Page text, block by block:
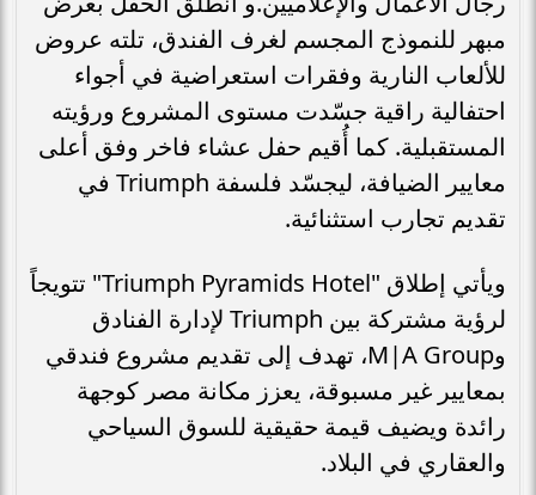
الدولة، وأبرز الشخصيات المؤثرة في قطاعي
السياحة والتطوير العقاري، إلى جانب كوكبة من
رجال الأعمال والإعلاميين.و انطلق الحفل بعرض
مبهر للنموذج المجسم لغرف الفندق، تلته عروض
للألعاب النارية وفقرات استعراضية في أجواء
احتفالية راقية جسّدت مستوى المشروع ورؤيته
المستقبلية. كما أُقيم حفل عشاء فاخر وفق أعلى
معايير الضيافة، ليجسّد فلسفة Triumph في
تقديم تجارب استثنائية.
ويأتي إطلاق "Triumph Pyramids Hotel" تتويجاً
لرؤية مشتركة بين Triumph لإدارة الفنادق
وM|A Group، تهدف إلى تقديم مشروع فندقي
بمعايير غير مسبوقة، يعزز مكانة مصر كوجهة